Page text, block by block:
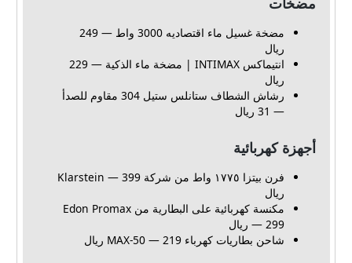
مضخة غسيل ماء اقتصاديه 3000 واط — 249
ريال
انتيماكس INTIMAX | مضخة ماء الذكية — 229
ريال
رشاش الشطاف ستانلس ستيل 304 مقاوم للصدأ
— 31 ريال
أجهزة كهربائية
فرن بيتزا ١٧٧٥ واط من شركة Klarstein — 399
ريال
مكنسة كهربائية على البطارية من Edon Promax
— 299 ريال
شاحن بطاريات كهرباء MAX-50 — 219 ريال